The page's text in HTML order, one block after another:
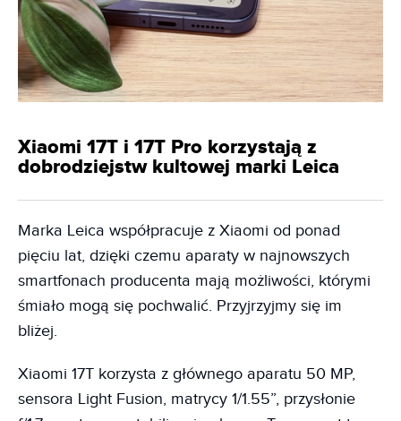
Xiaomi 17T i 17T Pro korzystają z
dobrodziejstw kultowej marki Leica
Marka Leica współpracuje z Xiaomi od ponad
pięciu lat, dzięki czemu aparaty w najnowszych
smartfonach producenta mają możliwości, którymi
śmiało mogą się pochwalić. Przyjrzyjmy się im
bliżej.
Xiaomi 17T korzysta z głównego aparatu 50 MP,
sensora Light Fusion, matrycy 1/1.55”, przysłonie